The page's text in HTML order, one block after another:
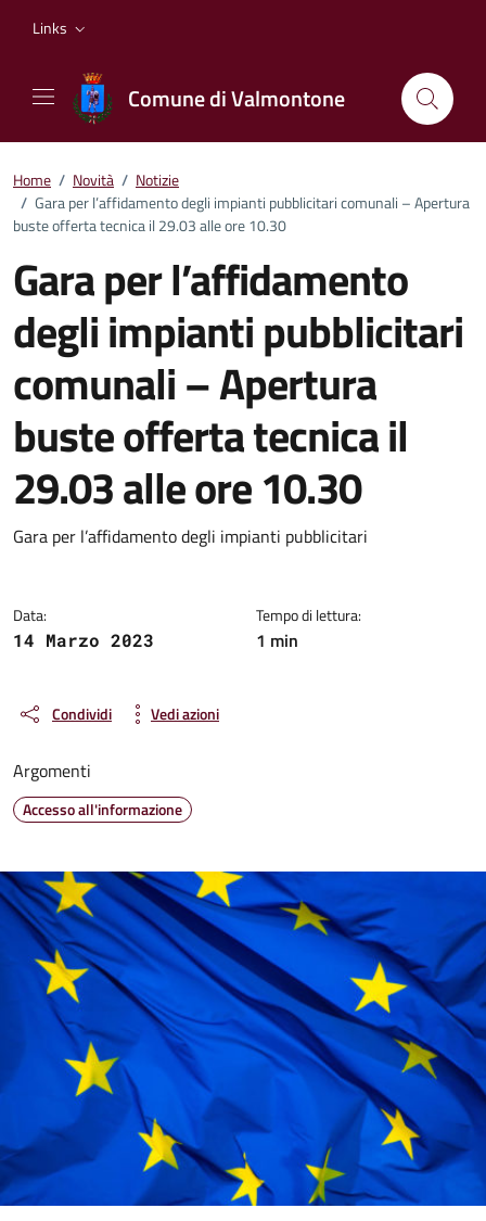
Links
Comune di Valmontone
Home / Novità / Notizie
/ Gara per l’affidamento degli impianti pubblicitari comunali – Apertura
buste offerta tecnica il 29.03 alle ore 10.30
Gara per l’affidamento
degli impianti pubblicitari
comunali – Apertura
buste offerta tecnica il
29.03 alle ore 10.30
Dettagli della notizia
Gara per l’affidamento degli impianti pubblicitari
Data:
14 Marzo 2023
Tempo di lettura:
1 min
Condividi Vedi azioni
Argomenti
Accesso all'informazione